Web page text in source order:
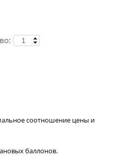
соотношение цены и
баллонов.